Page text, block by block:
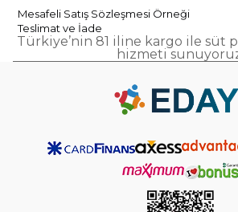
Mesafeli Satış Sözleşmesi Örneği
Teslimat ve İade
Türkiye’nin 81 iline kargo ile süt
hizmeti